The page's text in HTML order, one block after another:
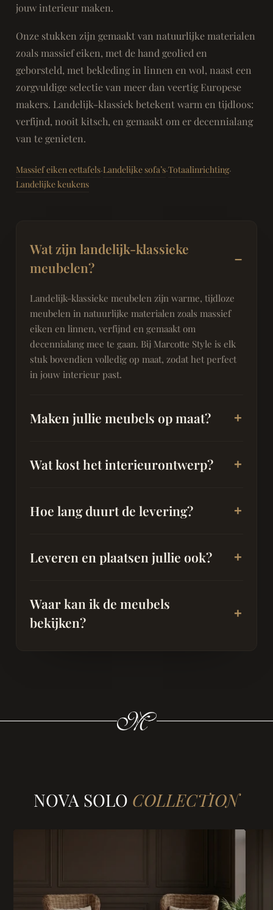
jouw interieur maken.
Onze stukken zijn gemaakt van natuurlijke materialen
zoals massief eiken, met de hand geolied en
geborsteld, met bekleding in linnen en wol, naast een
zorgvuldige selectie van meer dan veertig Europese
makers. Landelijk-klassiek betekent warm en tijdloos:
verfijnd, nooit kitsch, en gemaakt om er decennialang
van te genieten.
Massief eiken eettafels·Landelijke sofa’s·Totaalinrichting·
Landelijke keukens
Wat zijn landelijk-klassieke
meubelen?
Landelijk-klassieke meubelen zijn warme, tijdloze
meubelen in natuurlijke materialen zoals massief
eiken en linnen, verfijnd en gemaakt om
decennialang mee te gaan. Bij Marcotte Style is elk
stuk bovendien volledig op maat, zodat het perfect
in jouw interieur past.
Maken jullie meubels op maat?
Wat kost het interieurontwerp?
Hoe lang duurt de levering?
Leveren en plaatsen jullie ook?
Waar kan ik de meubels
bekijken?
NOVA SOLO COLLECTION